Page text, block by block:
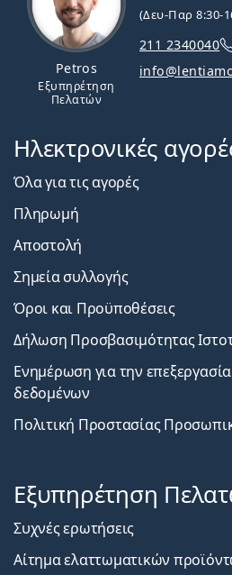
Petros
Εξυπηρέτηση
Πελατών
(Δευ-Παρ 8:30-
211 2340040
Ηλεκτρονικές
Όλα για τις αγορές
Πληρωμή
Αποστολή
Σημεία συλλογής
Όροι και Προϋποθέσεις
Δήλωση Προσβασιμότητας
Ενημέρωση για την
δεδομένων
Πολιτική Προστασίας
Εξυπηρέτηση
Συχνές ερωτήσεις
Αίτημα ελαττωματικών